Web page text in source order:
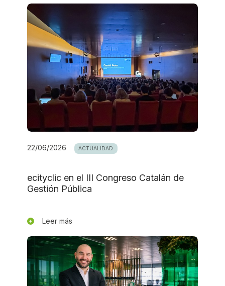
22/06/2026 ACTUALIDAD
ecityclic en el III Congreso Catalán de
Gestión Pública
Leer más